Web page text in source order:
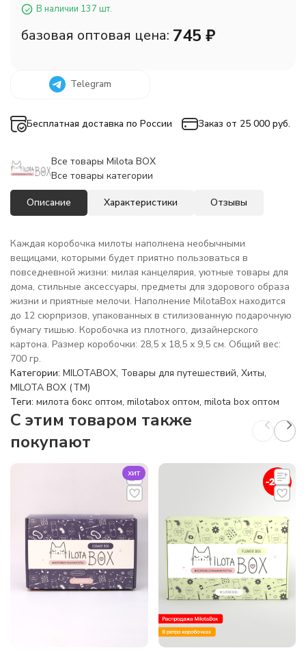
В наличии 137 шт.
базовая оптовая цена: 745 ₽
Telegram
Бесплатная доставка по России Заказ от 25 000 руб.
Все товары Milota BOX
Все товары категории
Описание Характеристики Отзывы
Каждая коробочка милоты наполнена необычными
вещицами, которыми будет приятно пользоваться в
повседневной жизни: милая канцелярия, уютные товары для
дома, стильные аксессуары, предметы для здорового образа
жизни и приятные мелочи. Наполнение MilotaBox находится
до 12 сюрпризов, упакованных в стилизованную подарочную
бумагу тишью. Коробочка из плотного, дизайнерского
картона. Размер коробочки: 28,5 х 18,5 х 9,5 см. Общий вес:
700 гр.
Категории: MILOTABOX, Товары для путешествий, Хиты,
MILOTA BOX (TM)
Теги: милота бокс оптом, milotabox оптом, milota box оптом
C этим товаром также
покупают
хит